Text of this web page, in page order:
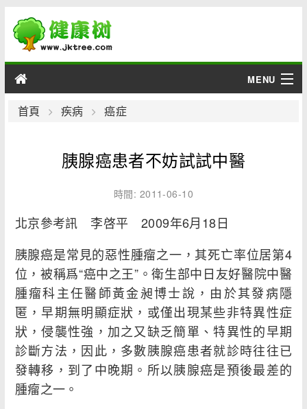
MENU
男性
綜合
疾病
首頁 疾病 癌症
胰腺癌患者不妨試試中醫
時間: 2011-06-10
北京參考訊 李啓平 2009年6月18日
胰腺癌是常見的惡性腫瘤之一，其死亡率位居第4
位，被稱爲“癌中之王”。衛生部中日友好醫院中醫
腫瘤科主任醫師黃金昶博士說，由於其發病隱
匿，早期無明顯症狀，或僅出現某些非特異性症
狀，侵襲性強，加之又缺乏簡單、特異性的早期
診斷方法，因此，多數胰腺癌患者就診時往往已
發轉移，到了中晚期。所以胰腺癌是預後最差的
腫瘤之一。